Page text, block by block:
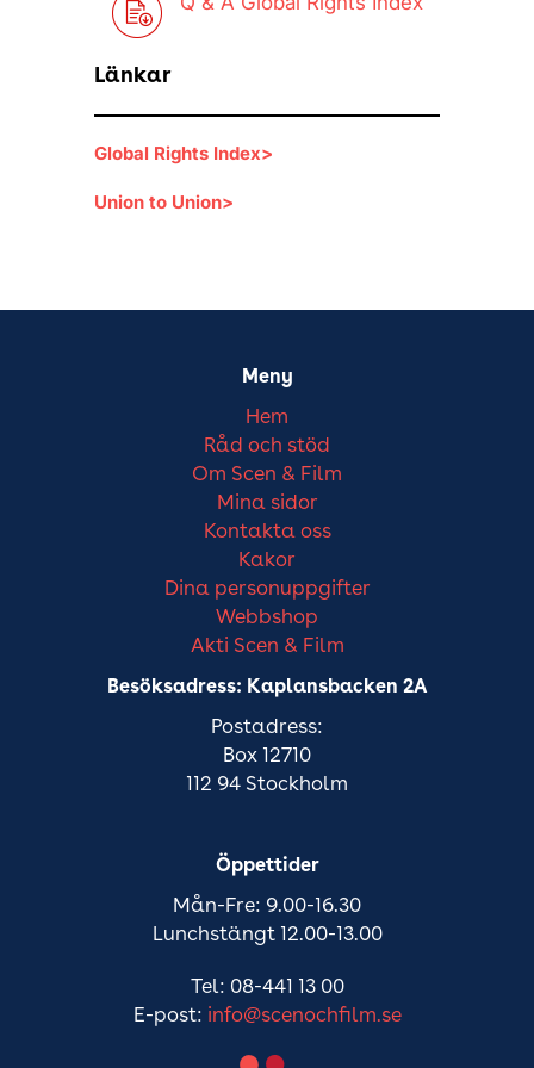
Länkar
Global Rights Index>
Union to Union>
Meny
Hem
Råd och stöd
Om Scen & Film
Mina sidor
Kontakta oss
Kakor
Dina personuppgifter
Webbshop
Akti Scen & Film
Besöksadress: Kaplansbacken 2A
Postadress:
Box 12710
112 94 Stockholm
Öppettider
Mån-Fre: 9.00-16.30
Lunchstängt 12.00-13.00
Tel: 08-441 13 00
E-post: info@scenochfilm.se